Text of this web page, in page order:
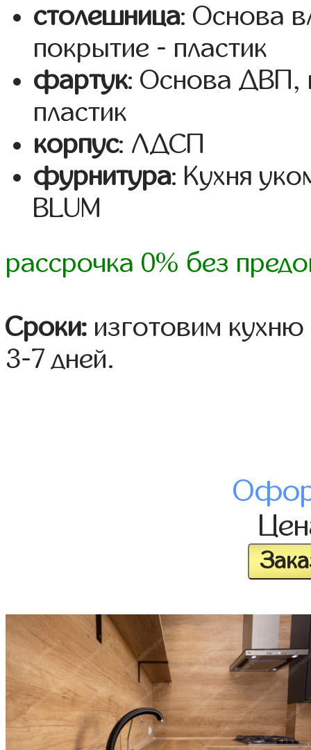
столешница: Основа
покрытие - пластик
фартук: Основа ДВП,
пластик
корпус: ЛДСП
фурнитура: Кухня
BLUM
рассрочка 0% без
Сроки: изготовим
3-7 дней.